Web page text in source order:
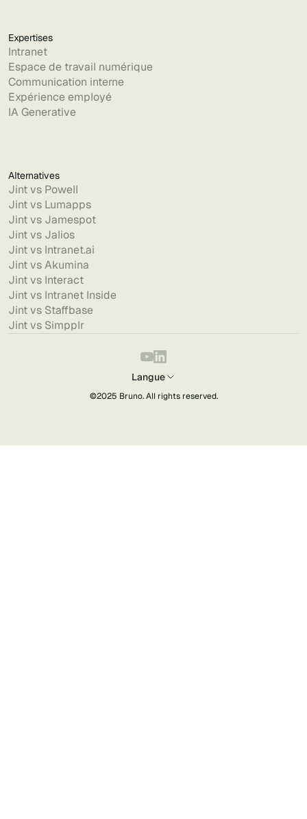
Expertises
Intranet
Espace de travail numérique
Communication interne
Expérience employé
IA Generative
Alternatives
Jint vs Powell
Jint vs Lumapps
Jint vs Jamespot
Jint vs Jalios
Jint vs Intranet.ai
Jint vs Akumina
Jint vs Interact
Jint vs Intranet Inside
Jint vs Staffbase
Jint vs Simpplr
©2025 Bruno. All rights reserved.
Langue